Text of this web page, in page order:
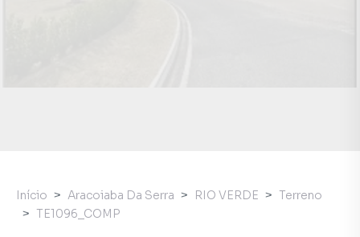
Início Aracoiaba Da Serra RIO VERDE
Terreno
TE1096_COMP